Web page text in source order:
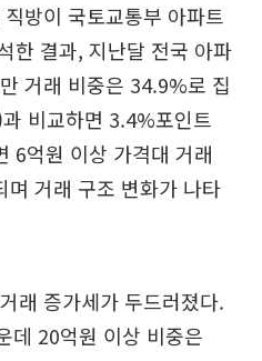
방이 국토교통부 아파트
한 결과, 지난달 전국 아파
거래 비중은 34.9%로 집
비교하면 3.4%포인트
6억원 이상 가격대 거래
며 거래 구조 변화가 나타
래 증가세가 두드러졌다.
데 20억원 이상 비중은